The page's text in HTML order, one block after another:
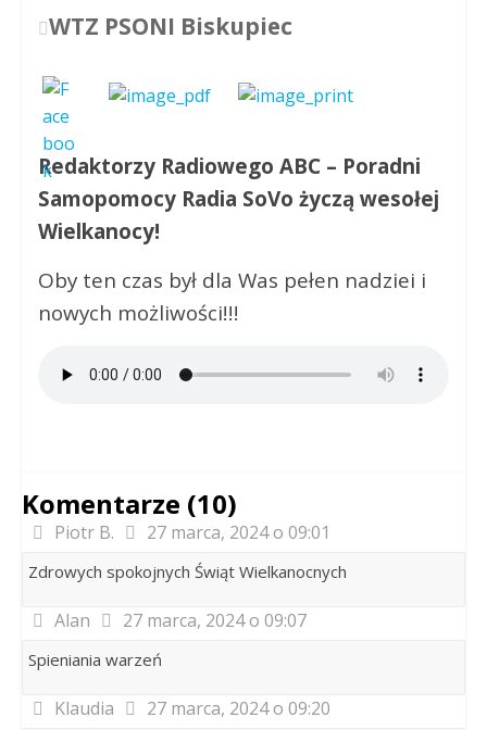
WTZ PSONI Biskupiec
Redaktorzy Radiowego ABC – Poradni
Samopomocy Radia SoVo życzą wesołej
Wielkanocy!
Oby ten czas był dla Was pełen nadziei i
nowych możliwości!!!
Komentarze (10)
Piotr B. 27 marca, 2024 o 09:01
Zdrowych spokojnych Świąt Wielkanocnych
Alan 27 marca, 2024 o 09:07
Spieniania warzeń
Klaudia 27 marca, 2024 o 09:20